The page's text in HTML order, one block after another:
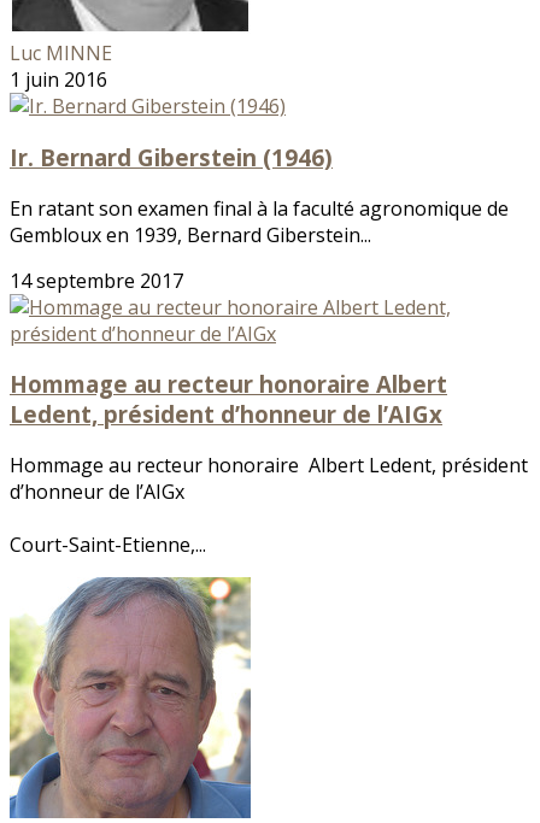
Luc MINNE
1 juin 2016
Ir. Bernard Giberstein (1946)
En ratant son examen final à la faculté agronomique de
Gembloux en 1939, Bernard Giberstein...
14 septembre 2017
Hommage au recteur honoraire Albert
Ledent, président d’honneur de l’AIGx
Hommage au recteur honoraire Albert Ledent, président
d’honneur de l’AIGx
Court-Saint-Etienne,...